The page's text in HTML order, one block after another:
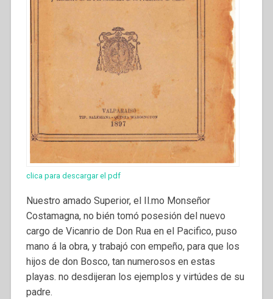
clica para descargar el pdf
Nuestro amado Superior, el Il.mo Monseñor
Costamagna, no bién tomó posesión del nuevo
cargo de Vicanrio de Don Rua en el Pacifico, puso
mano á la obra, y trabajó con empeño, para que los
hijos de don Bosco, tan numerosos en estas
playas. no desdijeran los ejemplos y virtúdes de su
padre.